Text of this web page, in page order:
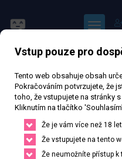
Adel
56 829 zhlédnutí
Vstup pouze pro
Tento web obsahuje obsah
Pokračováním potvrzujete, že
toho, že vstupujete na stránky
Kliknutím na tlačítko
Že je vám více než 18
Že vstupujete na tento
Že neumožníte přístup